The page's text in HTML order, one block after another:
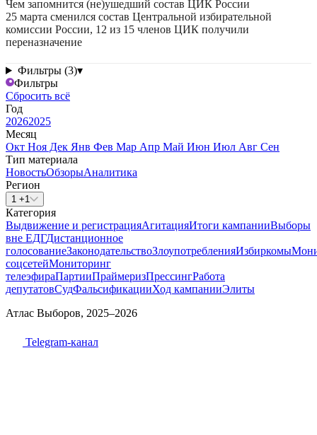
Чем запомнится (не)ушедший состав ЦИК России
25 марта сменился состав Центральной избирательной
комиссии России, 12 из 15 членов ЦИК получили
переназначение
Фильтры (3)▾
Фильтры
Сбросить всё
Год
20262025
Месяц
Окт Ноя Дек Янв Фев Мар Апр Май Июн Июл Авг Сен
Тип материала
НовостьОбзорыАналитика
Регион
1 +1
Категория
Выдвижение и регистрацияАгитацияИтоги кампанииВыборы
вне ЕДГДистанционное
голосованиеЗаконодательствоЗлоупотребленияИзбиркомы
соцсетейМониторинг
телеэфираПартииПраймеризПрессингРабота
депутатовСудФальсификацииХод кампанииЭлиты
Атлас Выборов, 2025–2026
Telegram-канал